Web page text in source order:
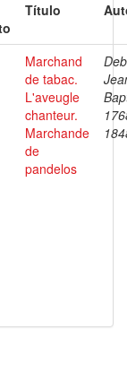
Título
Marchand
de tabac.
L'aveugle
chanteur.
Marchande
de
pandelos